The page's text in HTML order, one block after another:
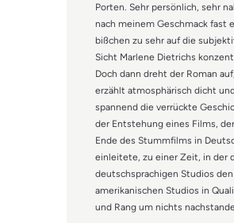
Porten. Sehr persönlich, sehr
nach meinem Geschmack fast
bißchen zu sehr auf die
Sicht Marlene Dietrichs
Doch dann dreht der Roman auf,
erzählt atmosphärisch dicht
spannend die verrückte
der Entstehung eines Films,
Ende des Stummfilms in
einleitete, zu einer Zeit, in der
deutschsprachigen Studios den
amerikanischen Studios in
und Rang um nichts